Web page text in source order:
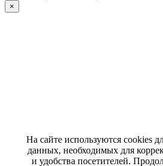
×
На сайте используются cookies
данных, необходимых для
и удобства посетителей.